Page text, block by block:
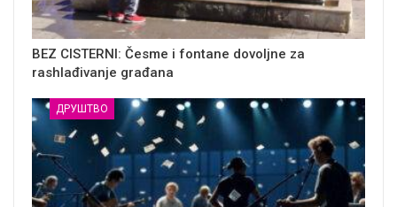
BEZ CISTERNI: Česme i fontane dovoljne za
rashlađivanje građana
ДРУШТВО